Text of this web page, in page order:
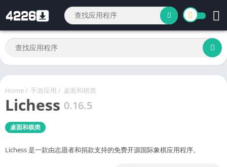
Home/ 手游应用 / 桌面和棋类
Lichess 0.16.5
桌面和棋类
Lichess 是一款由志愿者和捐款支持的免费开源国际象棋应用程序。